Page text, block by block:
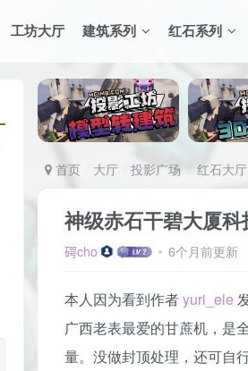
工坊大厅 建筑系列 红石系列
首页 大厅 投影广场 红石大厅
神级赤石干碧大厦科
𥔲cho 6个月前更新
本人因为看到作者yuri_ele
广西老表最爱的甘蔗机，是
量。没做封顶处理，还可自行